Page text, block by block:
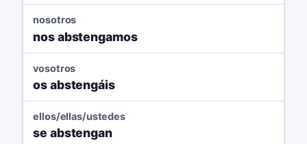
nosotros
nos abstengamos
vosotros
os abstengáis
ellos/ellas/ustedes
se abstengan